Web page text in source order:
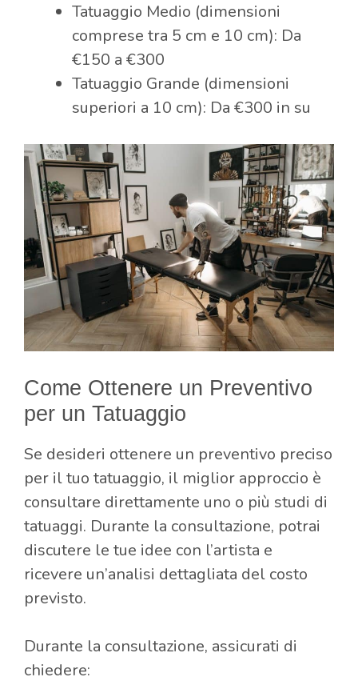
Tatuaggio Medio (dimensioni
comprese tra 5 cm e 10 cm): Da
€150 a €300
Tatuaggio Grande (dimensioni
superiori a 10 cm): Da €300 in su
Come Ottenere un Preventivo
per un Tatuaggio
Se desideri ottenere un preventivo preciso
per il tuo tatuaggio, il miglior approccio è
consultare direttamente uno o più studi di
tatuaggi. Durante la consultazione, potrai
discutere le tue idee con l’artista e
ricevere un’analisi dettagliata del costo
previsto.
Durante la consultazione, assicurati di
chiedere: